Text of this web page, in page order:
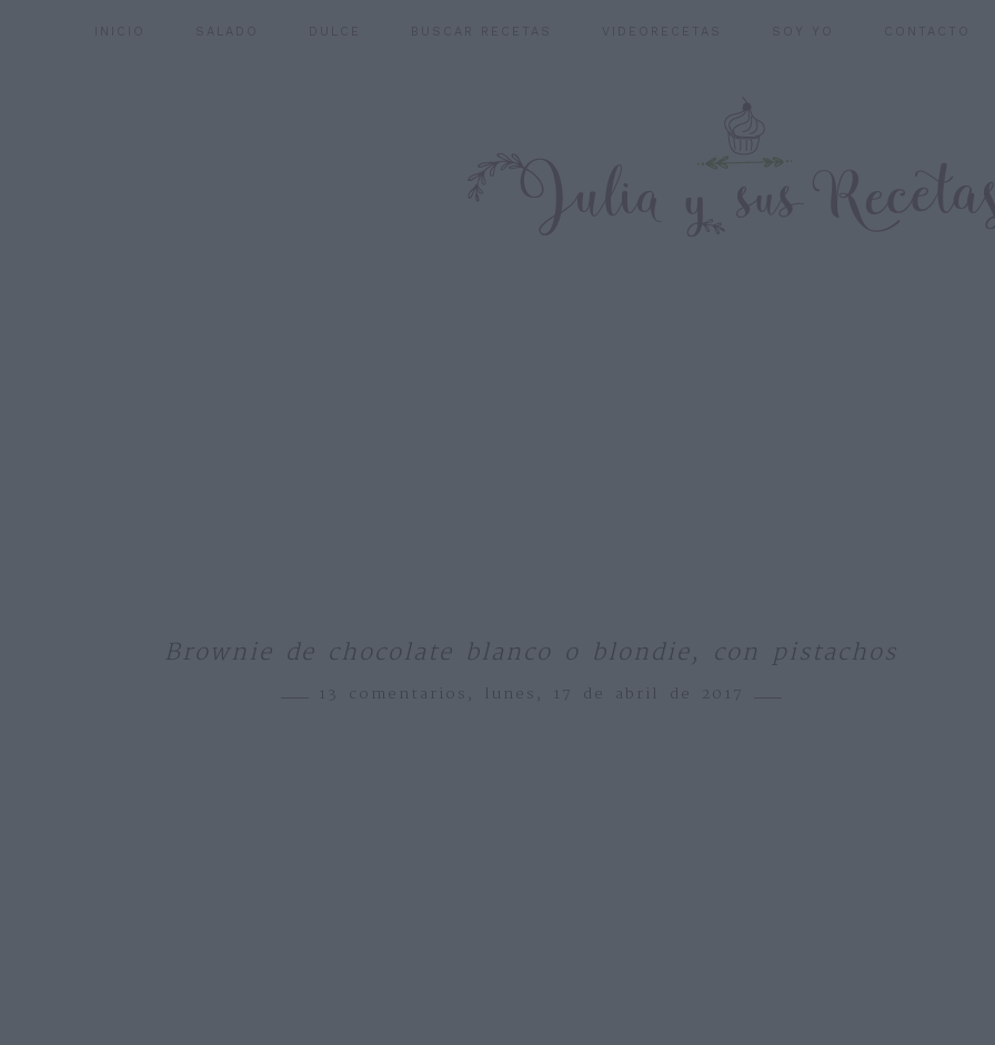
Brownie de chocolate blanco o blondie, con pistachos
13 comentarios, lunes, 17 de abril de 2017